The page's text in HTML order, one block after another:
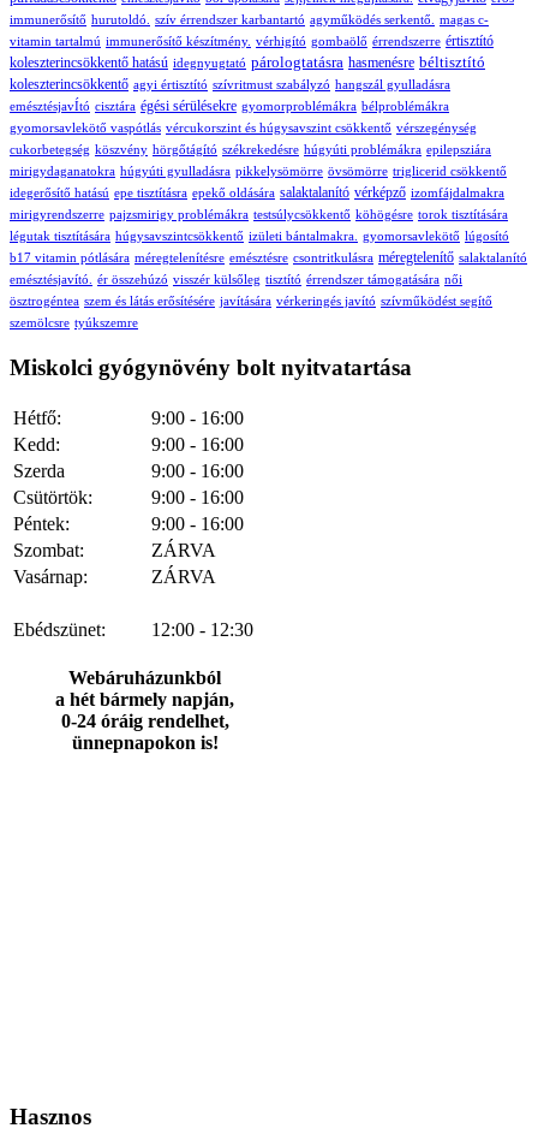
immunerősítő hurutoldó. szív érrendszer karbantartó agyműködés serkentő.
magas c-
vitamin tartalmú immunerősítő készítmény. vérhigító gombaölő érrendszerre értisztító
koleszterincsökkentő hatású idegnyugtató párologtatásra hasmenésre béltisztító
koleszterincsökkentő agyi értisztító szívritmust szabályzó hangszál gyulladásra
emésztésjavÍtó cisztára égési sérülésekre gyomorproblémákra bélproblémákra
gyomorsavlekötő vaspótlás vércukorszint és húgysavszint csökkentő vérszegénység
cukorbetegség köszvény hörgőtágító székrekedésre húgyúti problémákra epilepsziára
mirigydaganatokra húgyúti gyulladásra pikkelysömörre övsömörre triglicerid csökkentő
idegerősítő hatású epe tisztításra epekő oldására salaktalanító vérképző izomfájdalmakra
mirigyrendszerre pajzsmirigy problémákra testsúlycsökkentő köhögésre torok tisztítására
légutak tisztítására húgysavszintcsökkentő izületi bántalmakra. gyomorsavlekötő lúgosító
b17 vitamin pótlására méregtelenítésre emésztésre csontritkulásra méregtelenítő salaktalanító
emésztésjavító.
ér összehúzó visszér külsőleg tisztító érrendszer támogatására női
ösztrogéntea szem és látás erősítésére javítására vérkeringés javító szívműködést segítő
szemölcsre tyúkszemre
Miskolci gyógynövény bolt nyitvatartása
Hétfő:
9:00 - 16:00
Kedd:
9:00 - 16:00
Szerda
9:00 - 16:00
Csütörtök:
9:00 - 16:00
Péntek:
9:00 - 16:00
Szombat:
ZÁRVA
Vasárnap:
ZÁRVA
Ebédszünet: 12:00 - 12:30
Webáruházunkból
a hét bármely napján,
0-24 óráig rendelhet,
ünnepnapokon is!
Hasznos